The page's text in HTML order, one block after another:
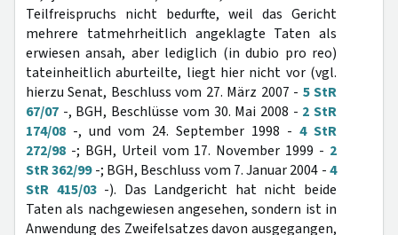
Teilfreispruchs nicht bedurfte, weil das Gericht
mehrere tatmehrheitlich angeklagte Taten als
erwiesen ansah, aber lediglich (in dubio pro reo)
tateinheitlich aburteilte, liegt hier nicht vor (vgl.
hierzu Senat, Beschluss vom 27. März 2007 - 5 StR
67/07 -, BGH, Beschlüsse vom 30. Mai 2008 - 2 StR
174/08 -, und vom 24. September 1998 - 4 StR
272/98 -; BGH, Urteil vom 17. November 1999 - 2
StR 362/99-; BGH, Beschluss vom 7. Januar 2004 -4
StR 415/03-). Das Landgericht hat nicht beide
Taten als nachgewiesen angesehen, sondern ist in
Anwendung des Zweifelsatzes davon ausgegangen,